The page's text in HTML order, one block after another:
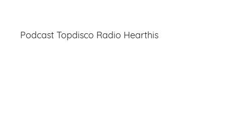
Podcast Topdisco Radio Hearthis